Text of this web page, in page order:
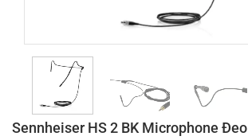
Sennheiser HS 2 BK Microphone